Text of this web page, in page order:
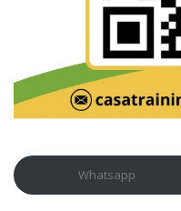
Whatsapp